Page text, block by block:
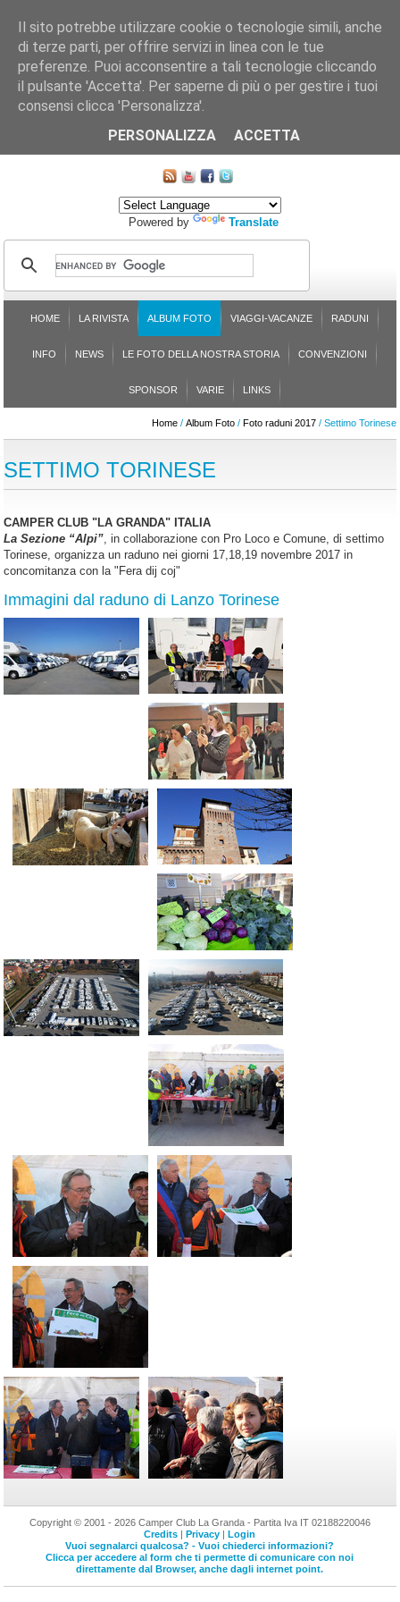
CHI SIAMO LE SEZIONI ASSICURGRANDA
ISCRIZIONE L'AVVOCATO RISPONDE SONDAGGI
Powered by Translate
HOME LA RIVISTA ALBUM FOTO VIAGGI-VACANZE RADUNI
INFO NEWS LE FOTO DELLA NOSTRA STORIA CONVENZIONI
SPONSOR VARIE LINKS
Home/ Album Foto/ Foto raduni 2017/ Settimo Torinese
SETTIMO TORINESE
CAMPER CLUB "LA GRANDA" ITALIA
La Sezione “Alpi” , in collaborazione con Pro Loco e Comune, di settimo
Torinese, organizza un raduno nei giorni 17,18,19 novembre 2017 in
concomitanza con la "Fera dij coj"
Immagini dal raduno di Lanzo Torinese
Copyright © 2001 - 2026 Camper Club La Granda - Partita Iva IT 02188220046
Credits |Privacy |Login
Vuoi segnalarci qualcosa? - Vuoi chiederci informazioni?
Clicca per accedere al form che ti permette di comunicare con noi
direttamente dal Browser, anche dagli internet point.
Il sito potrebbe utilizzare cookie o tecnologie simili, anche
di terze parti, per offrire servizi in linea con le tue
preferenze. Puoi acconsentire a tali tecnologie cliccando
il pulsante 'Accetta'. Per saperne di più o per gestire i tuoi
consensi clicca 'Personalizza'.
PERSONALIZZA
ACCETTA